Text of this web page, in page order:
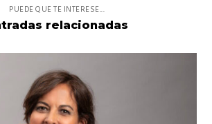
PUEDE QUE TE INTERESE...
relacionadas